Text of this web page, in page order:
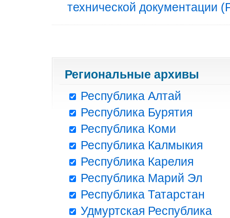
технической документации
Региональные архивы
Республика Алтай
Республика Бурятия
Республика Коми
Республика Калмыкия
Республика Карелия
Республика Марий Эл
Республика Татарстан
Удмуртская Республика